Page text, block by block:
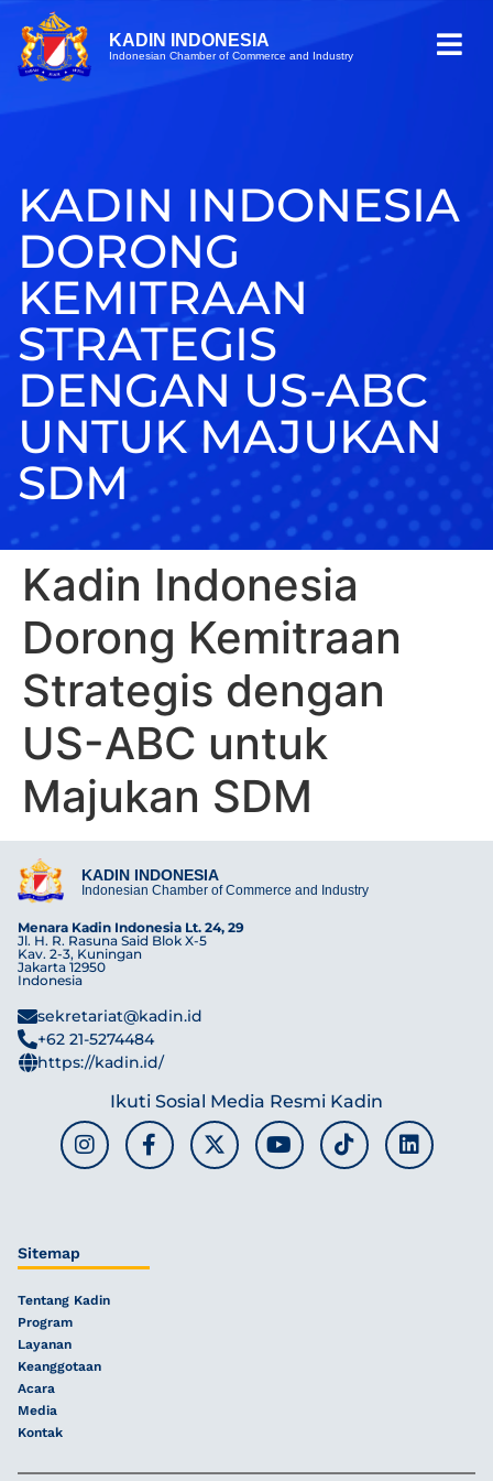
KADIN INDONESIA
Indonesian Chamber of Commerce and Industry
KADIN INDONESIA
DORONG
KEMITRAAN
STRATEGIS
DENGAN US-ABC
UNTUK MAJUKAN
SDM
Kadin Indonesia
Dorong Kemitraan
Strategis dengan
US-ABC untuk
Majukan SDM
KADIN INDONESIA
Indonesian Chamber of Commerce and Industry
Menara Kadin Indonesia Lt. 24, 29
Jl. H. R. Rasuna Said Blok X-5
Kav. 2-3, Kuningan
Jakarta 12950
Indonesia
sekretariat@kadin.id
+62 21-5274484
https://kadin.id/
Ikuti Sosial Media Resmi Kadin
Sitemap
Tentang Kadin
Program
Layanan
Keanggotaan
Acara
Media
Kontak